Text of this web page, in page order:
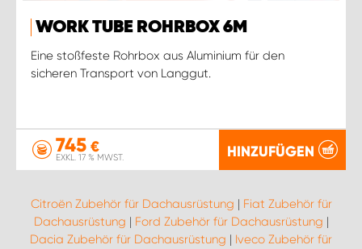
WORK TUBE ROHRBOX 6M
Eine stoßfeste Rohrbox aus Aluminium für den
sicheren Transport von Langgut.
745 €
EXKL. 17 % MWST. HINZUFÜGEN
Citroën Zubehör für Dachausrüstung | Fiat Zubehör für
Dachausrüstung | Ford Zubehör für Dachausrüstung |
Dacia Zubehör für Dachausrüstung | Iveco Zubehör für